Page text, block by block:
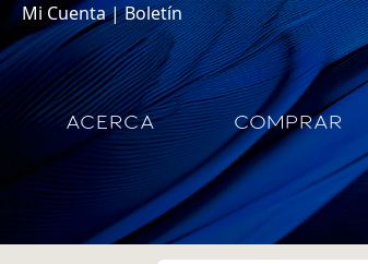
Mi Cuenta|Boletín
ACERCA COMPRAR